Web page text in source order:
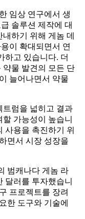
임상 연구에서 생
솔루션 제작에 대
하기 위해 게놈 데
이 확대되면서 연
하고 있습니다. 더
약물 발견의 모든 단
늘어나면서 약물
트럼을 넓히고 결과
가능성이 높습니
사용을 촉진하기 위
면서 시장 성장을
범캐나다 게놈 라
달러를 투자했습니
프로젝트를 장려
한 도구와 기술에